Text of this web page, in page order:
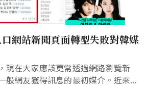
口網站新聞頁面轉型失敗對韓媒
現在大家應該更常透過網路瀏覽新
般網友獲得訊息的最初媒介。近來...